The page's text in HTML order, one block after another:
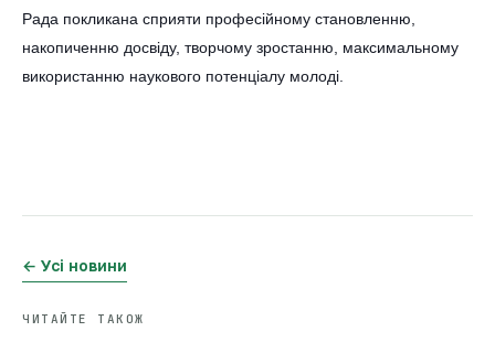
Рада покликана сприяти професійному становленню,
накопиченню досвіду, творчому зростанню, максимальному
використанню наукового потенціалу молоді.
← Усі новини
ЧИТАЙТЕ ТАКОЖ